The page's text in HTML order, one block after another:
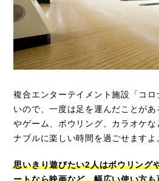
複合エンターテイメント施設「コ
いので、一度は足を運んだことが
やゲーム、ボウリング、カラオケ
ナブルに楽しい時間を過ごせますよ
思いきり遊びたい2人はボウリング